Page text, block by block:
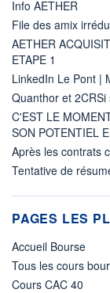
Info AETHER
File des amix
AETHER
ETAPE 1
LinkedIn Le Pont |
Quanthor et 2CRSi
C'EST LE
SON POTENTIEL
Après les contrats
Tentative de
PAGES LES
Accueil Bourse
Tous les cours
Cours CAC 40